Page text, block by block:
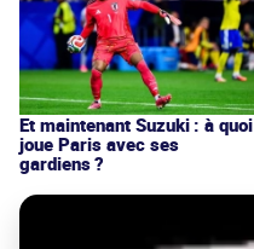
Et maintenant Suzuki : à quoi
joue Paris avec ses
gardiens ?